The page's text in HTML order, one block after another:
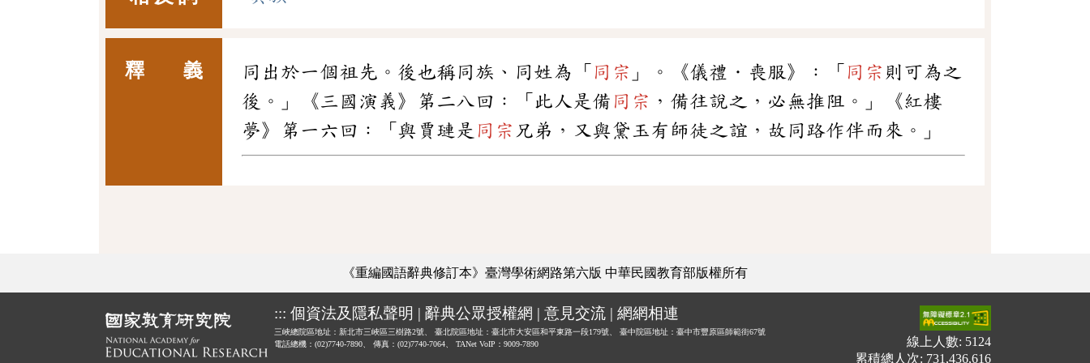
釋 義 同出於一個祖先。後也稱同族、同姓為「 同宗 」。《儀禮．喪服》：「 同宗 則可為之
後。」《三國演義》第二八回：「此人是備 同宗 ，備往說之，必無推阻。」《紅樓
夢》第一六回：「與賈璉是 同宗 兄弟，又與黛玉有師徒之誼，故同路作伴而來。」
《重編國語辭典修訂本》臺灣學術網路第六版 中華民國教育部版權所有
::: 個資法及隱私聲明 | 辭典公眾授權網 | 意見交流 | 網網相連
三峽總院區地址：新北市三峽區三樹路2號、 臺北院區地址：臺北市大安區和平東路一段179號、
臺中院區地址：臺中市豐原區師範街67號
電話總機：(02)7740-7890、
傳真：(02)7740-7064、 TANet VoIP：9009-7890
線上人數: 5124
累積總人次: 731,436,616